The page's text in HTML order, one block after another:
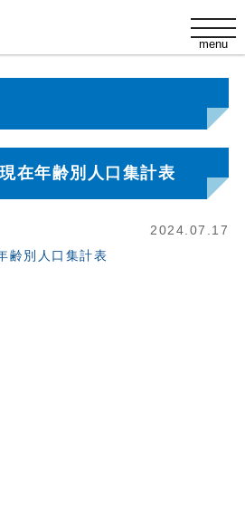
t
o
e
n
v
g
a
o
menu
在年齢別人口集計表
2024.07.17
齢別人口集計表